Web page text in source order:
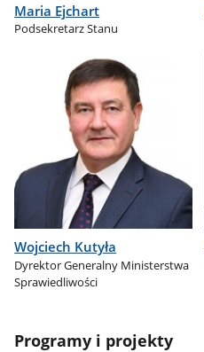
Maria Ejchart
Podsekretarz Stanu
Wojciech Kutyła
Dyrektor Generalny Ministerstwa
Sprawiedliwości
Programy i projekty